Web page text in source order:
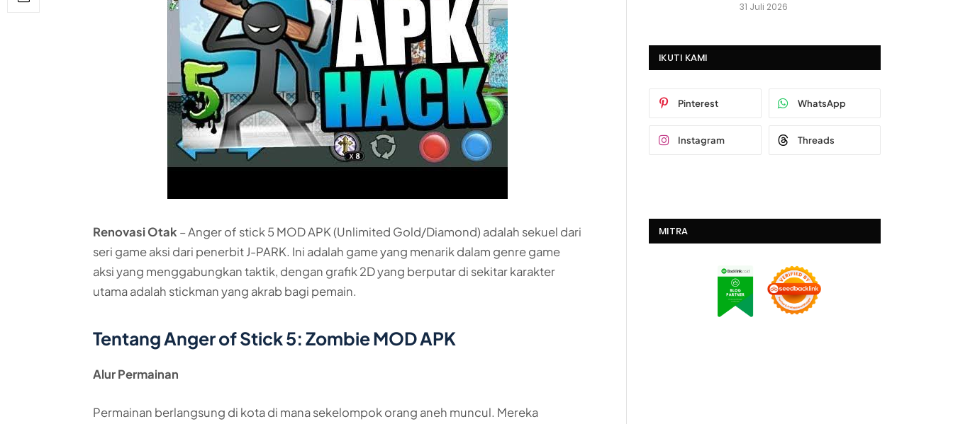
Renovasi Otak – Anger of stick 5 MOD APK (Unlimited Gold/Diamond) adalah sekuel dari
seri game aksi dari penerbit J-PARK. Ini adalah game yang menarik dalam genre game
aksi yang menggabungkan taktik, dengan grafik 2D yang berputar di sekitar karakter
utama adalah stickman yang akrab bagi pemain.
Tentang Anger of Stick 5: Zombie MOD APK
Alur Permainan
Permainan berlangsung di kota di mana sekelompok orang aneh muncul. Mereka
31 Juli 2026
IKUTI KAMI
Pinterest WhatsApp
Instagram Threads
MITRA